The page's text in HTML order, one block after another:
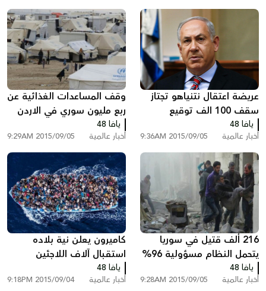
عريضة اعتقال نتنياهو تجتاز
سقف 100 الف توقيع
بريطاني
يافا 48
أخبار عالمية 2015/09/05 9:36AM
وقف المساعدات الغذائية عن
ربع مليون سوري في الاردن
يافا 48
أخبار عالمية 2015/09/05 9:29AM
216 ألف قتيل في سوريا
يتحمل النظام مسؤولية 96%
منهم
يافا 48
أخبار عالمية 2015/09/05 9:28AM
كاميرون يعلن نية بلاده
استقبال آلاف اللاجئين
السوريين
يافا 48
أخبار عالمية 2015/09/04 9:18PM